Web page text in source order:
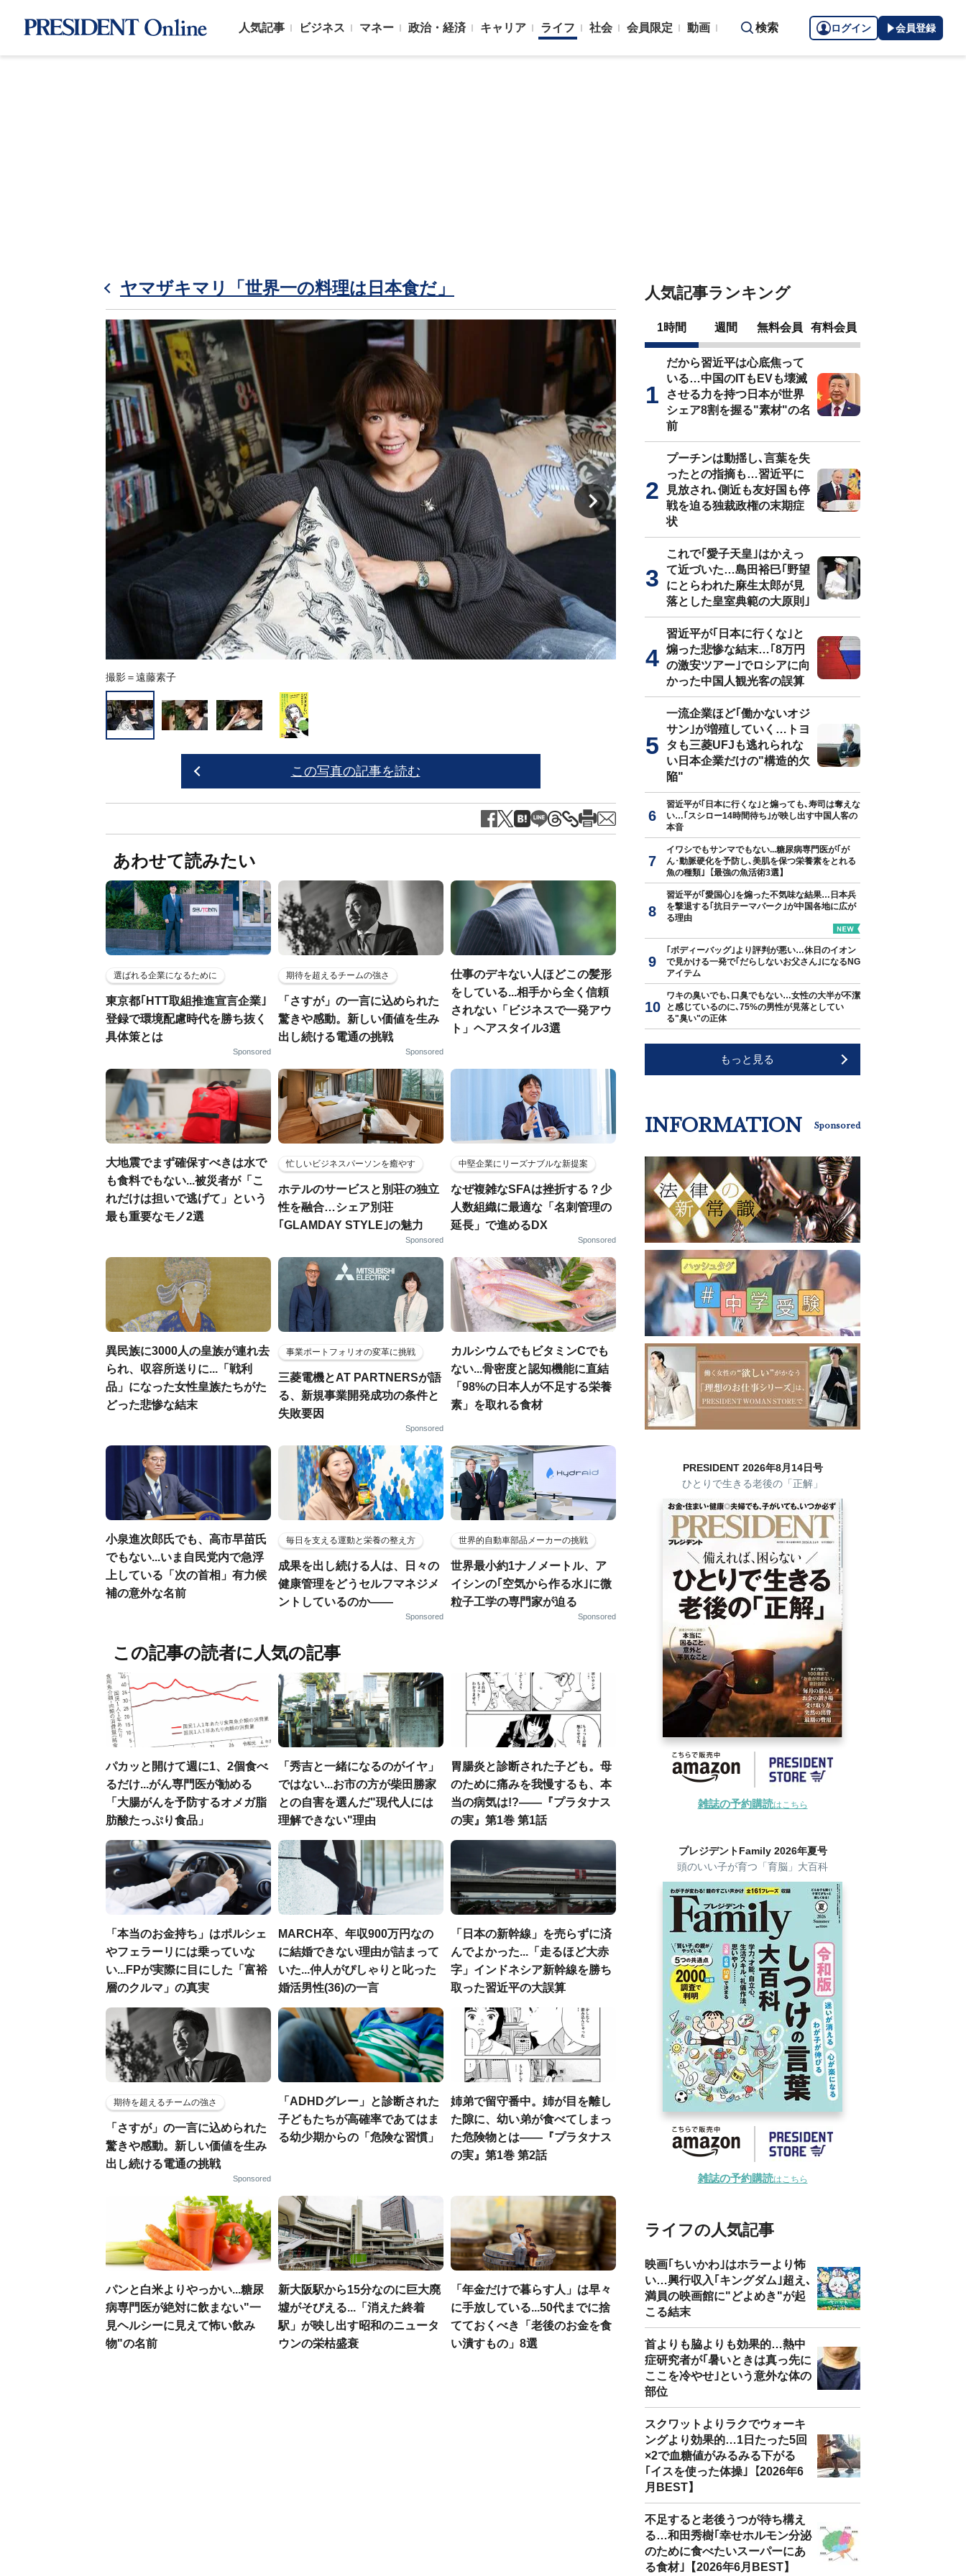
人気記事 ビジネス マネー 政治・経済 キャリア ライフ 社会 会員限定 動画 検索 ログイン 会員登録
ヤマザキマリ「世界一の料理は日本食だ」
撮影＝遠藤素子 撮影＝遠藤素子
この写真の記事を読む
あわせて読みたい
選ばれる企業になるために
東京都｢HTT取組推進宣言企業｣
登録で環境配慮時代を勝ち抜く
具体策とは
Sponsored
期待を超えるチームの強さ
「さすが」の一言に込められた
驚きや感動。新しい価値を生み
出し続ける電通の挑戦
Sponsored
仕事のデキない人ほどこの髪形
をしている...相手から全く信頼
されない「ビジネスで一発アウ
ト」ヘアスタイル3選
大地震でまず確保すべきは水で
も食料でもない...被災者が「こ
れだけは担いで逃げて」という
最も重要なモノ2選
忙しいビジネスパーソンを癒やす
ホテルのサービスと別荘の独立
性を融合…シェア別荘
｢GLAMDAY STYLE｣の魅力
Sponsored
中堅企業にリーズナブルな新提案
なぜ複雑なSFAは挫折する？少
人数組織に最適な「名刺管理の
延長」で進めるDX
Sponsored
異民族に3000人の皇族が連れ去
られ、収容所送りに...「戦利
品」になった女性皇族たちがた
どった悲惨な結末
事業ポートフォリオの変革に挑戦
三菱電機とAT PARTNERSが語
る、新規事業開発成功の条件と
失敗要因
Sponsored
カルシウムでもビタミンCでも
ない...骨密度と認知機能に直結
「98%の日本人が不足する栄養
素」を取れる食材
小泉進次郎氏でも、高市早苗氏
でもない...いま自民党内で急浮
上している「次の首相」有力候
補の意外な名前
毎日を支える運動と栄養の整え方
成果を出し続ける人は、日々の
健康管理をどうセルフマネジメ
ントしているのか——
Sponsored
世界的自動車部品メーカーの挑戦
世界最小約1ナノメートル、ア
イシンの｢空気から作る水｣に微
粒子工学の専門家が迫る
Sponsored
この記事の読者に人気の記事
パカッと開けて週に1、2個食べ
るだけ...がん専門医が勧める
「大腸がんを予防するオメガ脂
肪酸たっぷり食品」
「秀吉と一緒になるのがイヤ」
ではない...お市の方が柴田勝家
との自害を選んだ"現代人には
理解できない"理由
胃腸炎と診断された子ども。母
のために痛みを我慢するも、本
当の病気は!?――『プラタナス
の実』第1巻 第1話
「本当のお金持ち」はポルシェ
やフェラーリには乗っていな
い...FPが実際に目にした「富裕
層のクルマ」の真実
MARCH卒、年収900万円なの
に結婚できない理由が詰まって
いた...仲人がぴしゃりと叱った
婚活男性(36)の一言
「日本の新幹線」を売らずに済
んでよかった...「走るほど大赤
字」インドネシア新幹線を勝ち
取った習近平の大誤算
期待を超えるチームの強さ
「さすが」の一言に込められた
驚きや感動。新しい価値を生み
出し続ける電通の挑戦
Sponsored
「ADHDグレー」と診断された
子どもたちが高確率であてはま
る幼少期からの「危険な習慣」
姉弟で留守番中。姉が目を離し
た隙に、幼い弟が食べてしまっ
た危険物とは――『プラタナス
の実』第1巻 第2話
パンと白米よりやっかい...糖尿
病専門医が絶対に飲まない"一
見ヘルシーに見えて怖い飲み
物"の名前
新大阪駅から15分なのに巨大廃
墟がそびえる...「消えた終着
駅」が映し出す昭和のニュータ
ウンの栄枯盛衰
「年金だけで暮らす人」は早々
に手放している...50代までに捨
てておくべき「老後のお金を食
い潰すもの」8選
人気記事ランキング
1時間 週間 無料会員 有料会員
だから習近平は心底焦って
いる…中国のITもEVも壊滅
させる力を持つ日本が世界
シェア8割を握る"素材"の名
前
プーチンは動揺し､言葉を失
ったとの指摘も…習近平に
見放され､側近も友好国も停
戦を迫る独裁政権の末期症
状
これで｢愛子天皇｣はかえっ
て近づいた…島田裕巳｢野望
にとらわれた麻生太郎が見
落とした皇室典範の大原則｣
習近平が｢日本に行くな｣と
煽った悲惨な結末…｢8万円
の激安ツアー｣でロシアに向
かった中国人観光客の誤算
一流企業ほど｢働かないオジ
サン｣が増殖していく…トヨ
タも三菱UFJも逃れられな
い日本企業だけの"構造的欠
陥"
習近平が｢日本に行くな｣と煽っても､寿司は奪えな
い…｢スシロー14時間待ち｣が映し出す中国人客の
本音
イワシでもサンマでもない...糖尿病専門医が｢が
ん･動脈硬化を予防し､美肌を保つ栄養素をとれる
魚の種類｣【最強の魚活術3選】
習近平が｢愛国心｣を煽った不気味な結果…日本兵
を撃退する｢抗日テーマパーク｣が中国各地に広が
る理由
｢ボディーバッグ｣より評判が悪い…休日のイオン
で見かける一発で｢だらしないお父さん｣になるNG
アイテム
ワキの臭いでも､口臭でもない…女性の大半が不潔
と感じているのに､75%の男性が見落としてい
る"臭い"の正体
もっと見る
INFORMATION Sponsored
PRESIDENT 2026年8月14日号
ひとりで生きる老後の「正解」
雑誌の予約購読はこちら
プレジデントFamily 2026年夏号
頭のいい子が育つ「育脳」大百科
雑誌の予約購読はこちら
ライフの人気記事
映画｢ちいかわ｣はホラーより怖
い…興行収入｢キングダム｣超え､
満員の映画館に"どよめき"が起
こる結末
首よりも脇よりも効果的…熱中
症研究者が｢暑いときは真っ先に
ここを冷やせ｣という意外な体の
部位
スクワットよりラクでウォーキ
ングより効果的…1日たった5回
×2で血糖値がみるみる下がる
｢イスを使った体操｣【2026年6
月BEST】
不足すると老後うつが待ち構え
る…和田秀樹｢幸せホルモン分泌
のために食べたいスーパーにあ
る食材｣【2026年6月BEST】